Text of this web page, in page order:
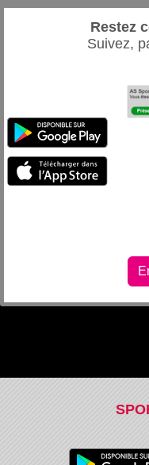
Restez
Suivez,